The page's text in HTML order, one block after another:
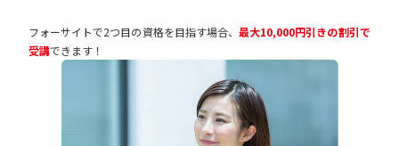
フォーサイトで2つ目の資格を目指す場合、 最大10,000円引きの割引で
受講できます！